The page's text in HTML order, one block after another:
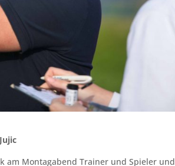
am Montagabend Trainer und Spieler und